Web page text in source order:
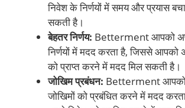
निवेश के निर्णयों में समय और प्रयास
सकती है।
बेहतर निर्णय: Betterment आपको
निर्णयों में मदद करता है, जिससे आपको
को प्राप्त करने में मदद मिल सकती है।
जोखिम प्रबंधन: Betterment
जोखिमों को प्रबंधित करने में मदद